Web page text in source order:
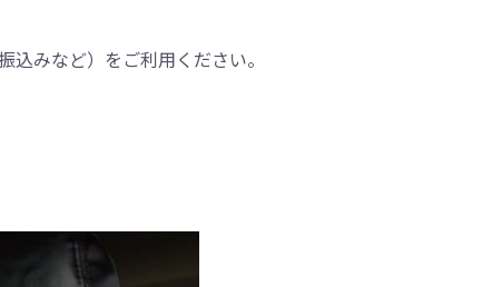
みなど）をご利用ください。